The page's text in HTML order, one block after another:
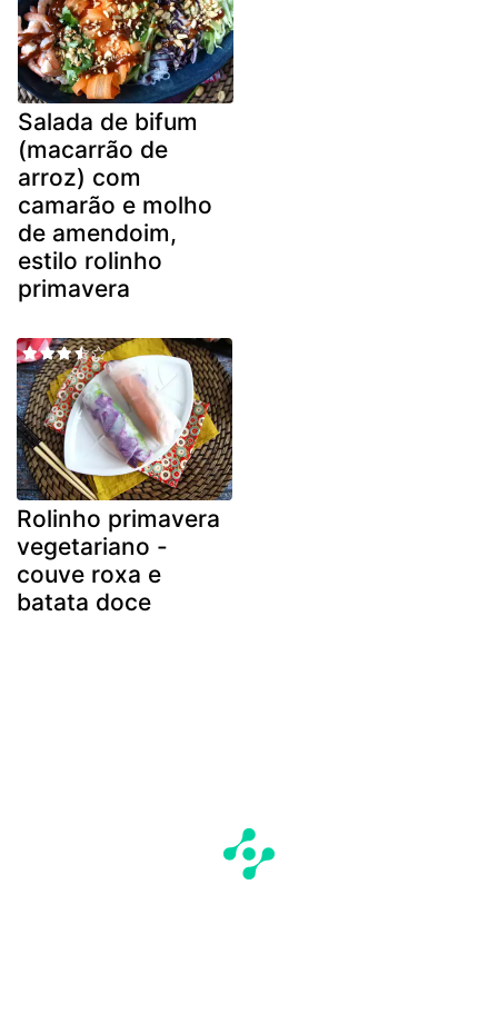
Salada de bifum
(macarrão de
arroz) com
camarão e molho
de amendoim,
estilo rolinho
primavera
Rolinho primavera
vegetariano -
couve roxa e
batata doce